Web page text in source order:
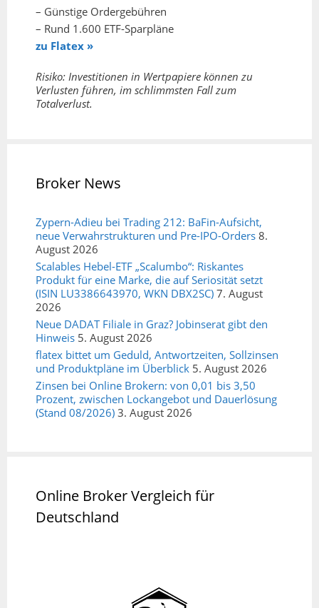
– Günstige Ordergebühren
– Rund 1.600 ETF-Sparpläne
zu Flatex »
Risiko: Investitionen in Wertpapiere können zu
Verlusten führen, im schlimmsten Fall zum
Totalverlust.
Broker News
Zypern-Adieu bei Trading 212: BaFin-Aufsicht,
neue Verwahrstrukturen und Pre-IPO-Orders 8.
August 2026
Scalables Hebel-ETF „Scalumbo“: Riskantes
Produkt für eine Marke, die auf Seriosität setzt
(ISIN LU3386643970, WKN DBX2SC) 7. August
2026
Neue DADAT Filiale in Graz? Jobinserat gibt den
Hinweis 5. August 2026
flatex bittet um Geduld, Antwortzeiten, Sollzinsen
und Produktpläne im Überblick 5. August 2026
Zinsen bei Online Brokern: von 0,01 bis 3,50
Prozent, zwischen Lockangebot und Dauerlösung
(Stand 08/2026) 3. August 2026
Online Broker Vergleich für
Deutschland